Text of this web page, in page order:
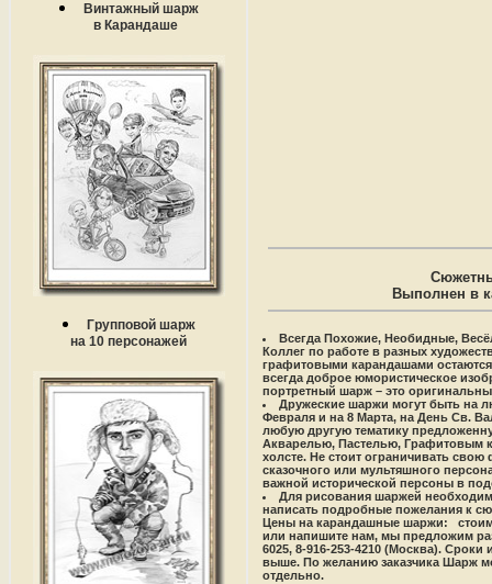
Винтажный шарж
в Карандаше
Групповой шарж
на 10 персонажей
Выполнен в
Всегда Похожие, Необидные,
Коллег по работе в разных
графитовыми карандашами
всегда доброе юмористическое
портретный шарж – это
Дружеские шаржи могут быть на
Февраля и на 8 Марта, на День Св.
любую другую тематику
Акварелью, Пастелью, Графитовым
холсте. Не стоит ограничивать
сказочного или мультяшного
важной исторической персоны в
Для рисования шаржей
написать подробные пожелания к
Цены на карандашные шаржи:
или напишите нам, мы предложим
6025, 8-916-253-4210 (Москва). Сроки
выше. По желанию заказчика Шарж
отдельно.